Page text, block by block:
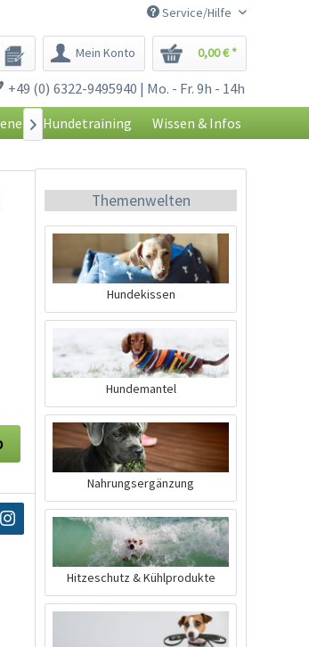
Service/Hilfe
Mein Konto 0,00 € *
+49 (0) 6322-9495940 | Mo. - Fr. 9h - 14h
Hundetraining Wissen & Infos

Themenwelten
Hundekissen
Hundemantel
Nahrungsergänzung
Hitzeschutz & Kühlprodukte